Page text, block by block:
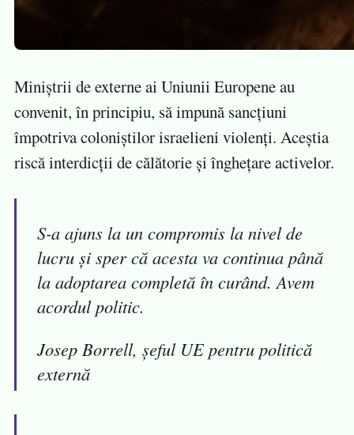
Miniștrii de externe ai Uniunii Europene au
convenit, în principiu, să impună sancțiuni
împotriva coloniștilor israelieni violenți. Aceștia
riscă interdicții de călătorie și înghețare activelor.
S-a ajuns la un compromis la nivel de
lucru și sper că acesta va continua până
la adoptarea completă în curând. Avem
acordul politic.
Josep Borrell, șeful UE pentru politică
externă